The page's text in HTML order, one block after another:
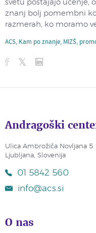
svetu postajajo učenje,
znanj bolj pomembni
razmerah, ko moramo
ACS, Kam po znanje, MIZŠ,
Andragoški
Ulica Ambrožiča Novljana 5
Ljubljana, Slovenija
01 5842 560
info@acs.si
O nas